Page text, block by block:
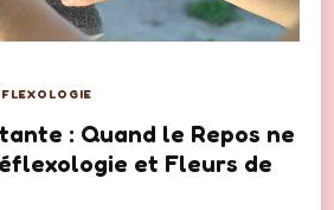
: Quand le Repos ne
et Fleurs de